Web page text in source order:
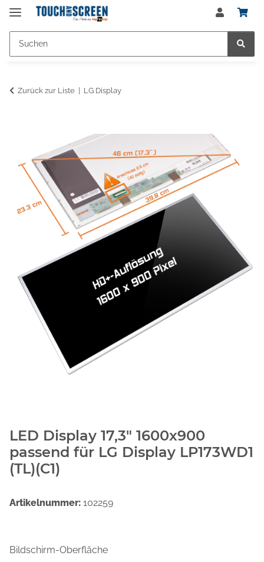
Zurück zur Liste LG Display
LED Display 17,3" 1600x900
passend für LG Display LP173WD1
(TL)(C1)
Artikelnummer: 102259
Bildschirm-Oberfläche